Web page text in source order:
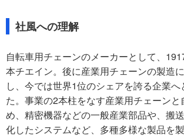
社風への理解
自転車用チェーンのメーカーとして、
本チエイン。後に産業用チェーンの製造
し、今では世界1位のシェアを誇る企業
た。事業の2本柱をなす産業用チェーンと
め、精密機器などの一般産業部品や、搬
化したシステムなど、多種多様な製品を製